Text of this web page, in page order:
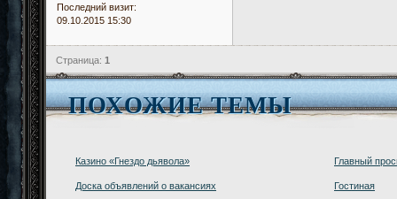
Последний визит:
09.10.2015 15:30
Страница: 1
ПОХОЖИЕ ТЕМЫ
Казино «Гнездо дьявола» Главный
Доска объявлений о вакансиях Гостиная